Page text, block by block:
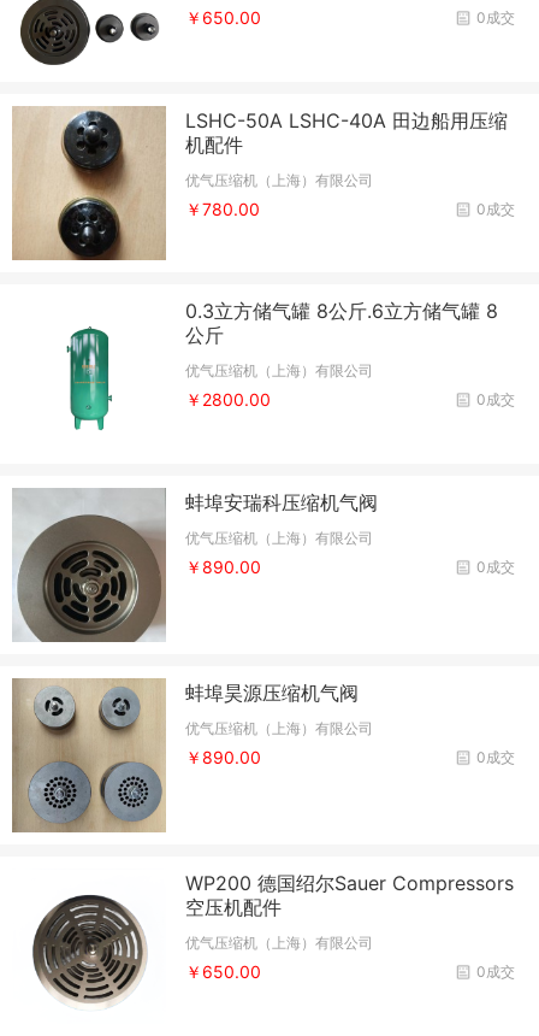
0成交
￥650.00
LSHC-50A LSHC-40A 田边船用压缩
机配件
优气压缩机（上海）有限公司
0成交
￥780.00
0.3立方储气罐 8公斤.6立方储气罐 8
公斤
优气压缩机（上海）有限公司
0成交
￥2800.00
蚌埠安瑞科压缩机气阀
优气压缩机（上海）有限公司
0成交
￥890.00
蚌埠昊源压缩机气阀
优气压缩机（上海）有限公司
0成交
￥890.00
WP200 德国绍尔Sauer Compressors
空压机配件
优气压缩机（上海）有限公司
0成交
￥650.00